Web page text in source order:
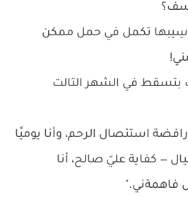
تكمل في حمل ممكن
بتسقط في الشهر التالت
استئصال الرحم، وأنا يوميًا
— كفاية عليّ صالح، أنا
فاهمةني."